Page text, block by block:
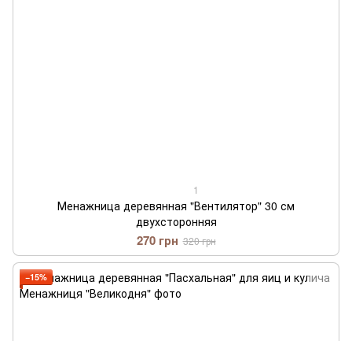
1
Менажница деревянная "Вентилятор" 30 см
двухсторонняя
270 грн 320 грн
−15%